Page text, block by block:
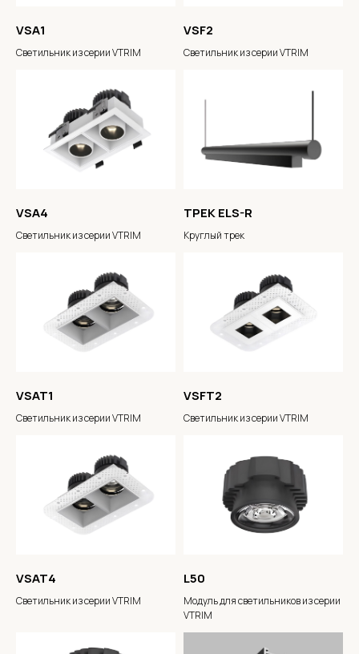
VSA1
Светильник из серии VTRIM
VSF2
Светильник из серии VTRIM
VSA4
Светильник из серии VTRIM
ТРЕК ELS-R
Круглый трек
VSAT1
Светильник из серии VTRIM
VSFT2
Светильник из серии VTRIM
VSAT4
Светильник из серии VTRIM
L50
Модуль для светильников из серии
VTRIM